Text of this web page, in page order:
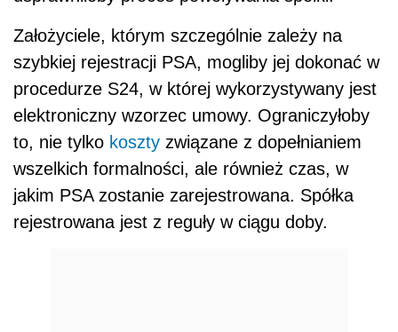
Założyciele, którym szczególnie zależy na
szybkiej rejestracji PSA, mogliby jej dokonać w
procedurze S24, w której wykorzystywany jest
elektroniczny wzorzec umowy. Ograniczyłoby
to, nie tylko koszty związane z dopełnianiem
wszelkich formalności, ale również czas, w
jakim PSA zostanie zarejestrowana. Spółka
rejestrowana jest z reguły w ciągu doby.